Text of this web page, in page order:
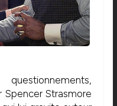
Spencer Strasmore